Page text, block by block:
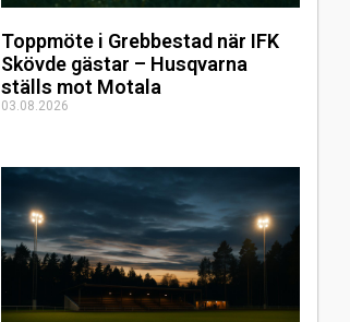
Toppmöte i Grebbestad när IFK
Skövde gästar – Husqvarna
ställs mot Motala
03.08.2026